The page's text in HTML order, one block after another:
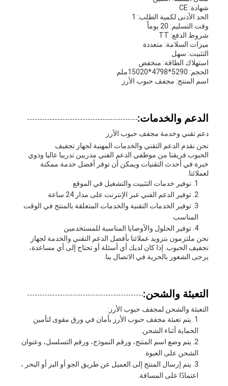
شهادة: CE
الحد الأدنى لكمية الطلب: 1
وقت التسليم: 20 يوماً
شروط الدفع: TT
ميزات السلامة: متعددة
التثبيت: سهل
استهلاك الطاقة: منخفض
الحجم: 5290*4798*15020ملم
اسم المنتج: مجفف حبوب الأرز
الدعم والخدمات:
دعم تقني وخدمة مجفف حبوب الأرز
نحن نقدم الدعم التقني والخدمات المهنية لجهاز تجفيف
الحبوب.فريقنا من موظفي الدعم الفني مدربين تدريبا عاليا وذوي
خبرة في أحدث التقنيات ويمكن أن توفر أفضل خدمة ممكنة
لعملائنا.
توفير خدمات التثبيت والتشغيل في الموقع
توفير الدعم الفني عبر الإنترنت على مدار 24 ساعة
توفير الخدمات التقنية والخدمات المتعلقة بالمنتج في الوقت
المناسب
توفير الحلول والأوصايا المناسبة للمستخدمين
نحن ملتزمون بتزويد عملائنا بأفضل الدعم التقني والخدمة لجهاز
تجفيف الحبوب. إذا كان لديك أي أسئلة أو تحتاج إلى أي مساعدة،
يرجى الشعور بالحرية في الاتصال بنا.
التعبئة والشحن:
التعبئة والشحن لمجفف حبوب الأرز:
يتم تعبئة مجفف حبوب الأرز بأمان في ورق مقوى لتأمين
الحماية أثناء الشحن.
يتم وضع اسم المنتج، ورقم النموذج، ورقم التسلسل، وعنوان
الشحن على العبوة.
يتم إرسال المنتج إلى العميل عن طريق الجو أو البر أو البحر ،
اعتمادًا على المسافة.